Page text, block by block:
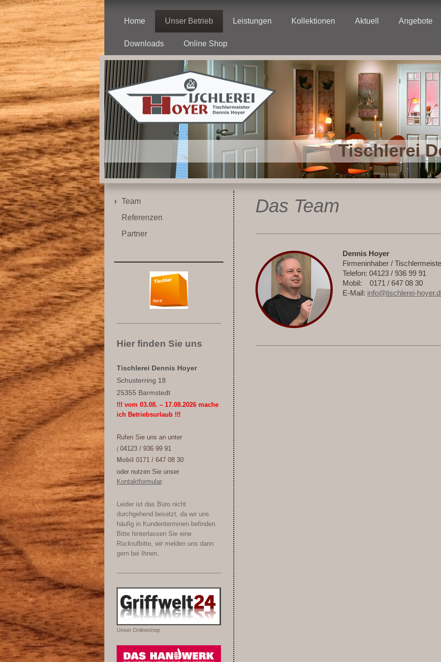
Home Unser Betrieb Leistungen Kollektionen Aktuell Angebote
Downloads Online Shop
Tischlerei
Das Team
Dennis Hoyer
Firmeninhaber /
Telefon: 04123 / 936 99 91
Mobil: 0171 / 647 08 30
E-Mail: info@tischlerei-
Team
Referenzen
Partner
Hier finden Sie uns
Tischlerei Dennis Hoyer
Schusterring 18
25355 Barmstedt
!!! vom 03.08. – 17.08.2026 mache
ich Betriebsurlaub !!!
Rufen Sie uns an unter
( 04123 / 936 99 91
Mobil 0171 / 647 08 30
oder nutzen Sie unser
Kontaktformular.
Leider ist das Büro nicht
durchgehend besetzt, da wir uns
häufig in Kundenterminen befinden.
Bitte hinterlassen Sie eine
Rückrufbitte, wir melden uns dann
gern bei Ihnen.
Unser Onlineshop